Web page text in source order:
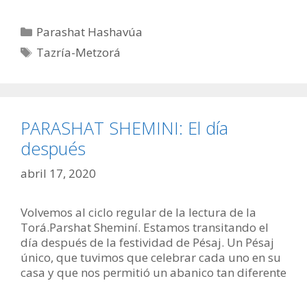
Categorías
Parashat Hashavúa
Etiquetas
Tazría-Metzorá
PARASHAT SHEMINI: El día
después
abril 17, 2020
Volvemos al ciclo regular de la lectura de la
Torá.Parshat Sheminí. Estamos transitando el
día después de la festividad de Pésaj. Un Pésaj
único, que tuvimos que celebrar cada uno en su
casa y que nos permitió un abanico tan diferente